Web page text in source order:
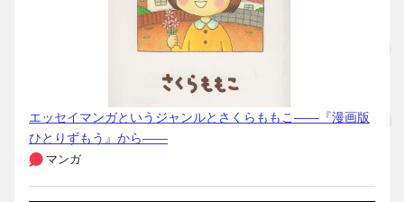
エッセイマンガというジャンルとさくらももこ――『漫画版
ひとりずもう』から――
マンガ